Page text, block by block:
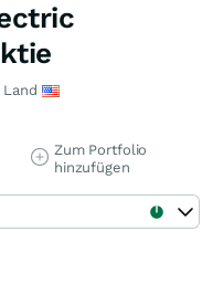
Land
Zum Portfolio
hinzufügen